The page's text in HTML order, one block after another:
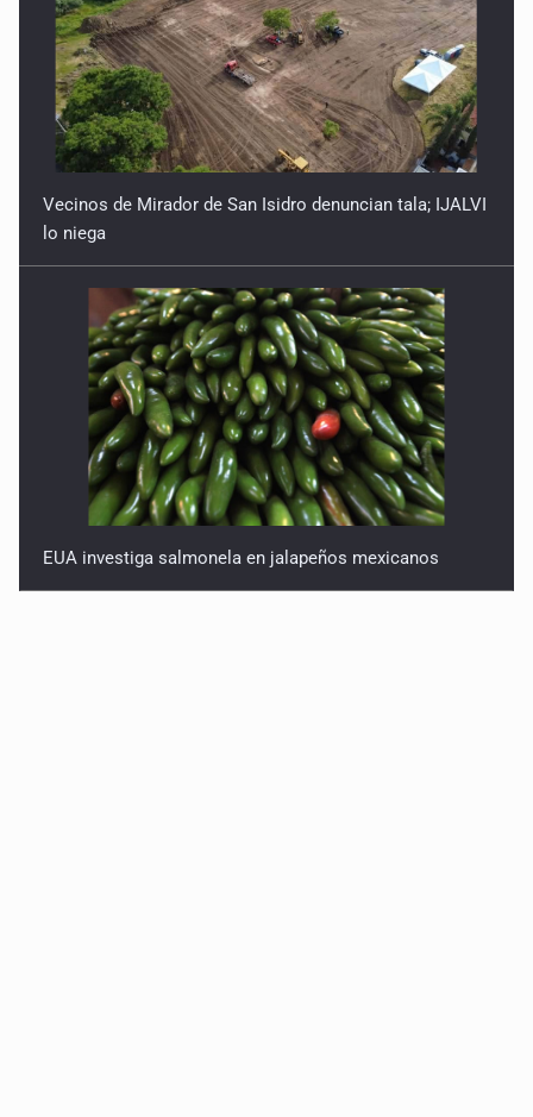
Vecinos de Mirador de San Isidro denuncian tala; IJALVI
lo niega
EUA investiga salmonela en jalapeños mexicanos